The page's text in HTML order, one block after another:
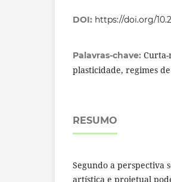
DOI: https://doi.org/
Palavras-chave: Curta-
plasticidade, regimes
RESUMO
Segundo a perspectiva
artística e projetual